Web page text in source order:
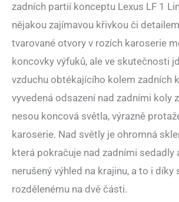
zadních partií konceptu Lexus LF 1
nějakou zajímavou křivkou či
tvarované otvory v rozích karoserie
koncovky výfuků, ale ve skutečnosti
vzduchu obtékajícího kolem zadních
vyvedená odsazení nad zadními koly
nesou koncová světla, výrazně
karoserie. Nad světly je ohromná
která pokračuje nad zadními sedadly
nerušený výhled na krajinu, a to i díky
rozdělenému na dvě části.